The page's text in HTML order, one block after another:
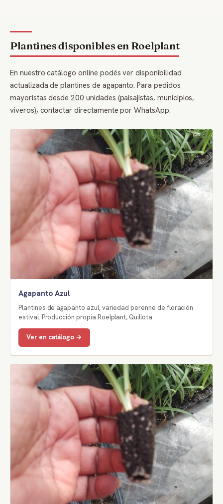
Plantines disponibles en Roelplant
En nuestro catálogo online podés ver disponibilidad
actualizada de plantines de agapanto. Para pedidos
mayoristas desde 200 unidades (paisajistas, municipios,
viveros), contactar directamente por WhatsApp.
Agapanto Azul
Plantines de agapanto azul, variedad perenne de floración
estival. Producción propia Roelplant, Quillota.
Ver en catálogo →